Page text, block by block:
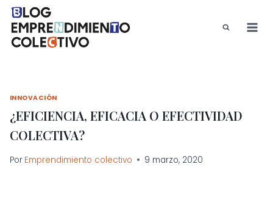
Saltar
contenido
INNOVACIÓN
¿EFICIENCIA, EFICACIA O EFECTIVIDAD
COLECTIVA?
Por Emprendimiento colectivo 9 marzo, 2020